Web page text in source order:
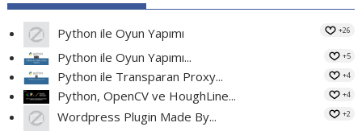
Python ile Oyun Yapımı +26
Python ile Oyun Yapımı... +5
Python ile Transparan Proxy... +4
Python, OpenCV ve HoughLine... +4
Wordpress Plugin Made By... +2